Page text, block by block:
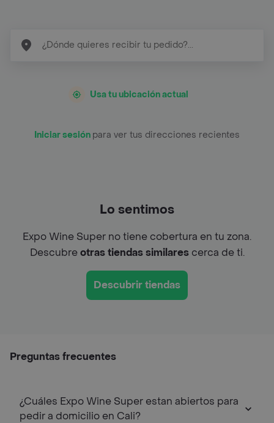
Usa tu ubicación actual
Iniciar sesión para ver tus direcciones recientes
Lo sentimos
Expo Wine Super no tiene cobertura en tu zona.
Descubreotras tiendas similarescerca de ti.
Descubrir tiendas
Preguntas frecuentes
¿Cuáles Expo Wine Super estan abiertos para
pedir a domicilio en Cali?